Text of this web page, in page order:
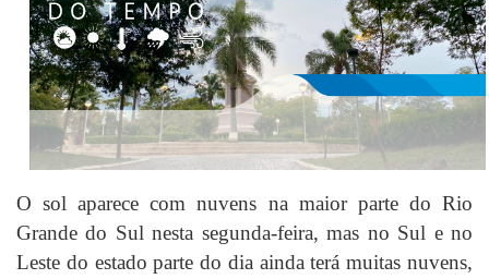
O sol aparece com nuvens na maior parte do Rio
Grande do Sul nesta segunda-feira, mas no Sul e no
Leste do estado parte do dia ainda terá muitas nuvens,